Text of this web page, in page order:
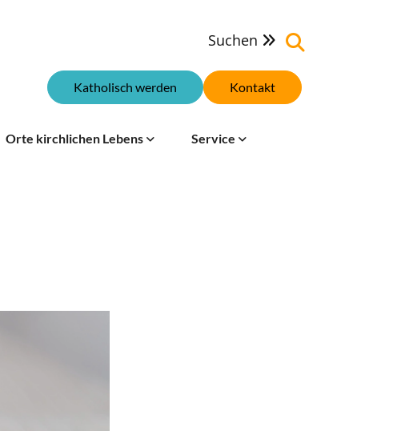
Suchen 
Kontakt
Katholisch werden
Orte kirchlichen Lebens Service